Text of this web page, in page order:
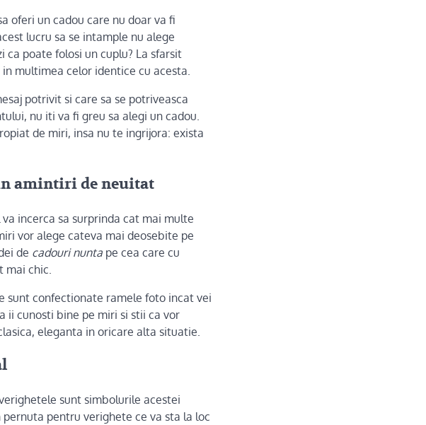
oferi un cadou care nu doar va fi
lucru sa se intample nu alege
poate folosi un cuplu? La sfarsit
multimea celor identice cu acesta.
potrivit si care sa se potriveasca
nu iti va fi greu sa alegi un cadou.
de miri, insa nu te ingrijora: exista
amintiri de neuitat
incerca sa surprinda cat mai multe
vor alege cateva mai deosebite pe
de cadouri nunta pe cea care cu
chic.
sunt confectionate ramele foto incat vei
ii cunosti bine pe miri si stii ca vor
eleganta in oricare alta situatie.
sunt simbolurile acestei
pentru verighete ce va sta la loc